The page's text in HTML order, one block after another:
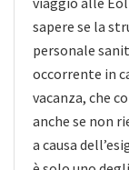
sapere se la
personale
occorrente in
vacanza, che
anche se non
a causa